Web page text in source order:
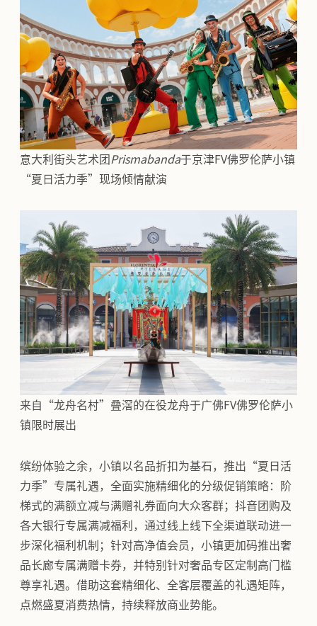
意大利街头艺术团 Prismabanda于京津FV佛罗伦萨小镇
“夏日活力季”现场倾情献演
来自“龙舟名村”叠滘的在役龙舟于广佛FV佛罗伦萨小
镇限时展出
缤纷体验之余，小镇以名品折扣为基石，推出“夏日活
力季”专属礼遇，全面实施精细化的分级促销策略：阶
梯式的满额立减与满赠礼券面向大众客群；抖音团购及
各大银行专属满减福利，通过线上线下全渠道联动进一
步深化福利机制；针对高净值会员，小镇更加码推出奢
品长廊专属满赠卡券，并特别针对奢品专区定制高门槛
尊享礼遇。借助这套精细化、全客层覆盖的礼遇矩阵，
点燃盛夏消费热情，持续释放商业势能。